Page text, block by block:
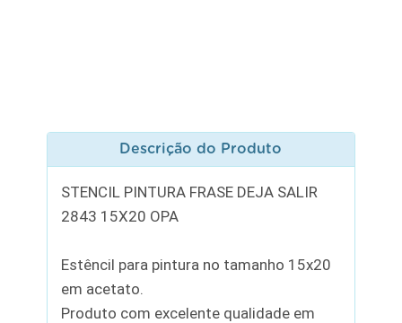
Descrição do Produto
STENCIL PINTURA FRASE DEJA SALIR
2843 15X20 OPA
Estêncil para pintura no tamanho 15x20
em acetato.
Produto com excelente qualidade em